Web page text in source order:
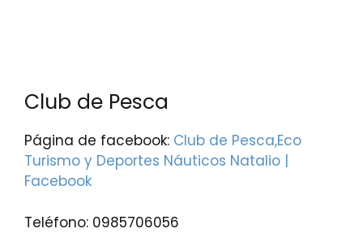
Club de Pesca
Página de facebook: Club de Pesca,Eco
Turismo y Deportes Náuticos Natalio |
Facebook
Teléfono: 0985706056